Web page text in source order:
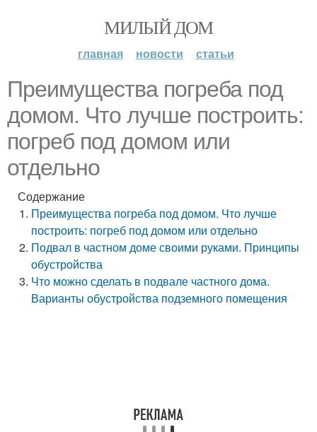
МИЛЫЙ ДОМ
главная новости статьи
Преимущества погреба под
домом. Что лучше построить:
погреб под домом или
отдельно
Содержание
Преимущества погреба под домом. Что лучше
построить: погреб под домом или отдельно
Подвал в частном доме своими руками. Принципы
обустройства
Что можно сделать в подвале частного дома.
Варианты обустройства подземного помещения